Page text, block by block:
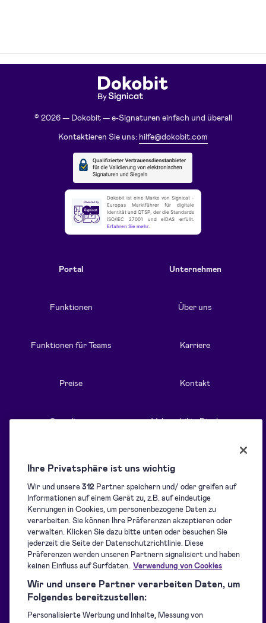
© 2026 — Dokobit — e-Signaturen einfach und überall
Kontaktieren Sie uns: hilfe@dokobit.com
Dokobit ist eine Marke von Signicat -
Europas Marktführer für digitale
Identität und QTSP, der die Standards
ISO/IEC 27001 und eIDAS erfüllt.
Erfahren Sie mehr.
Portal
Funktionen
Funktionen für Teams
Preise
Compliance
Unternehmen
Über uns
Karriere
Kontakt
Vulnerability Disclosure
Informationen
Blog
Support-Center
Für Entwickler
Lösungen
Überblick
Signaturen sammeln
Versiegelung
Ihre Privatsphäre ist uns wichtig
Wir und unsere312 Partner speichern und/ oder greifen auf
Informationen auf einem Gerät zu, z.B. auf eindeutige
Kennungen in Cookies, um personenbezogene Daten zu
verarbeiten. Sie können Ihre Präferenzen akzeptieren oder
verwalten. Klicken Sie dazu bitte unten oder besuchen Sie
jederzeit die Seite der Datenschutzrichtlinie. Diese
Präferenzen werden unseren Partnern signalisiert und haben
keinen Einfluss auf Surfdaten. Verwendung von Cookies
Wir und unsere Partner verarbeiten Daten, um
Folgendes bereitzustellen:
Personalisierte Werbung und Inhalte, Messung von